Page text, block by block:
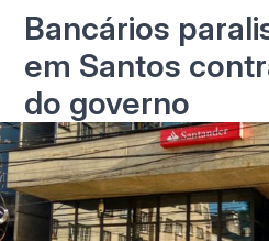
Bancários
em Santos
do governo